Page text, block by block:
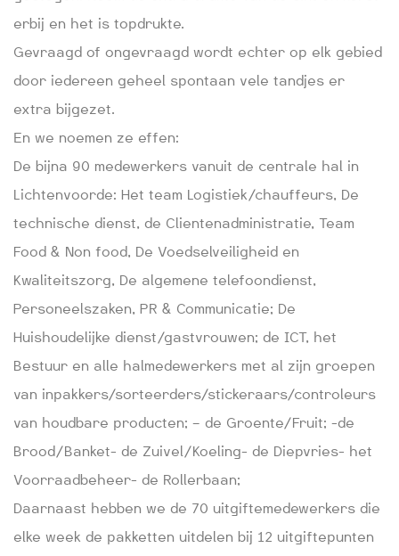
erbij en het is topdrukte.
Gevraagd of ongevraagd wordt echter op elk gebied
door iedereen geheel spontaan vele tandjes er
extra bijgezet.
En we noemen ze effen:
De bijna 90 medewerkers vanuit de centrale hal in
Lichtenvoorde: Het team Logistiek/chauffeurs, De
technische dienst, de Clientenadministratie, Team
Food & Non food, De Voedselveiligheid en
Kwaliteitszorg, De algemene telefoondienst,
Personeelszaken, PR & Communicatie; De
Huishoudelijke dienst/gastvrouwen; de ICT, het
Bestuur en alle halmedewerkers met al zijn groepen
van inpakkers/sorteerders/stickeraars/controleurs
van houdbare producten; – de Groente/Fruit; -de
Brood/Banket- de Zuivel/Koeling- de Diepvries- het
Voorraadbeheer- de Rollerbaan;
Daarnaast hebben we de 70 uitgiftemedewerkers die
elke week de pakketten uitdelen bij 12 uitgiftepunten